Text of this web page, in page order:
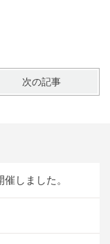
次の記事
しました。